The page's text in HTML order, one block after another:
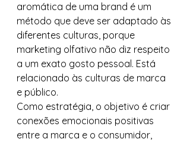
aromática de uma brand é um
método que deve ser adaptado às
diferentes culturas, porque
marketing olfativo não diz respeito
a um exato gosto pessoal. Está
relacionado às culturas de marca
e público.
Como estratégia, o objetivo é criar
conexões emocionais positivas
entre a marca e o consumidor,